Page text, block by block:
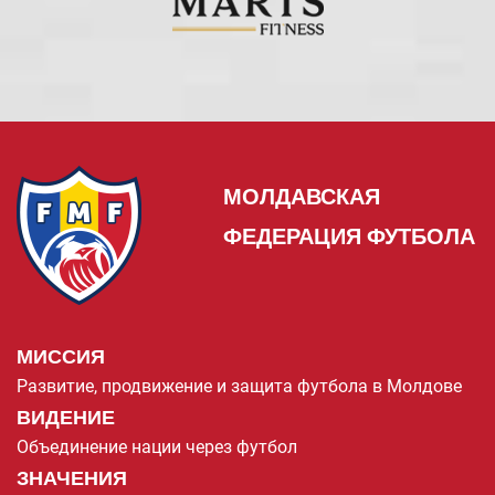
МОЛДАВСКАЯ
ФЕДЕРАЦИЯ ФУТБОЛА
МИССИЯ
Развитие, продвижение и защита футбола в Молдове
ВИДЕНИЕ
Объединение нации через футбол
ЗНАЧЕНИЯ